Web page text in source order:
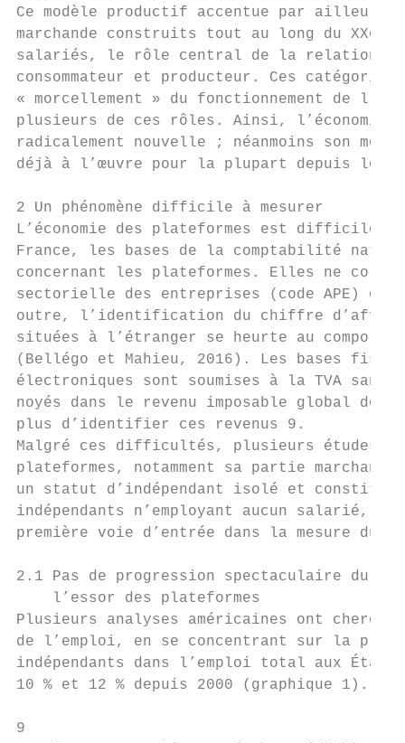
Ce modèle productif accentue par ailleurs
marchande construits tout au long du
salariés, le rôle central de la relation
consommateur et producteur. Ces
« morcellement » du fonctionnement de
plusieurs de ces rôles. Ainsi, l’économie
radicalement nouvelle ; néanmoins son
déjà à l’œuvre pour la plupart depuis les
2 Un phénomène difficile à mesurer
L’économie des plateformes est difficile
France, les bases de la comptabilité
concernant les plateformes. Elles ne
sectorielle des entreprises (code APE) et
outre, l’identification du chiffre
situées à l’étranger se heurte au
(Bellégo et Mahieu, 2016). Les bases
électroniques sont soumises à la TVA
noyés dans le revenu imposable global des
plus d’identifier ces revenus 9.
Malgré ces difficultés, plusieurs études ont
plateformes, notamment sa partie
un statut d’indépendant isolé et
indépendants n’employant aucun
première voie d’entrée dans la mesure du
2.1 Pas de progression spectaculaire du
    l’essor des plateformes
Plusieurs analyses américaines ont
de l’emploi, en se concentrant sur la
indépendants dans l’emploi total aux
10 % et 12 % depuis 2000 (graphique
9